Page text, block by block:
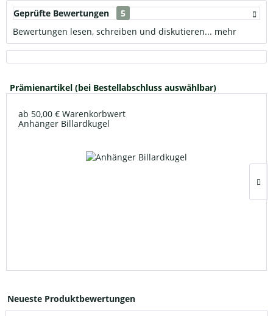
Geprüfte Bewertungen
5
Bewertungen lesen, schreiben und diskutieren... mehr
Prämienartikel (bei Bestellabschluss auswählbar)
ab 50,00 € Warenkorbwert
Anhänger Billardkugel
Neueste Produktbewertungen